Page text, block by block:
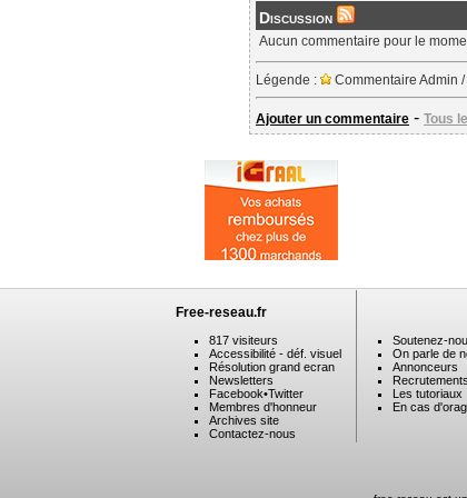
Discussion
Aucun commentaire pour le
Légende : Commentaire Admin /
Ajouter un commentaire - Tous
Free-reseau.fr
817 visiteurs
Accessibilité - déf. visuel
Résolution grand ecran
Newsletters
Facebook•Twitter
Membres d'honneur
Archives site
Contactez-nous
Soutenez-
On parle de
Annonceurs
Recrutements
Les tutoriaux
En cas